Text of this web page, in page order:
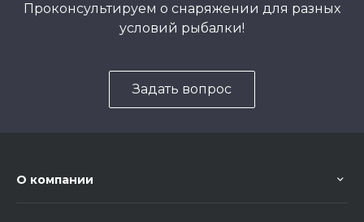
Проконсультируем о снаряжении для разных
условий рыбалки!
Задать вопрос
О компании